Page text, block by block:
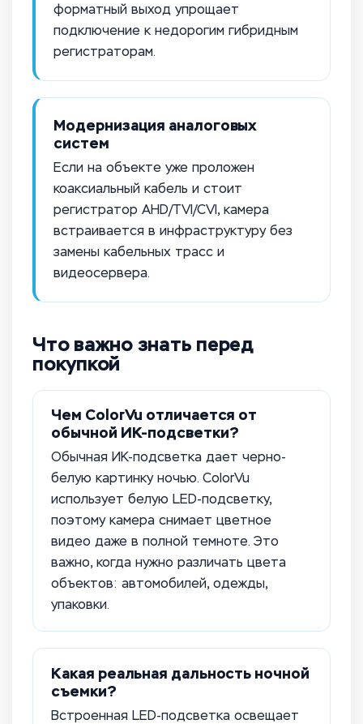
форматный выход упрощает
подключение к недорогим гибридным
регистраторам.
Модернизация аналоговых
систем
Если на объекте уже проложен
коаксиальный кабель и стоит
регистратор AHD/TVI/CVI, камера
встраивается в инфраструктуру без
замены кабельных трасс и
видеосервера.
Что важно знать перед
покупкой
Чем ColorVu отличается от
обычной ИК-подсветки?
Обычная ИК-подсветка дает черно-
белую картинку ночью. ColorVu
использует белую LED-подсветку,
поэтому камера снимает цветное
видео даже в полной темноте. Это
важно, когда нужно различать цвета
объектов: автомобилей, одежды,
упаковки.
Какая реальная дальность ночной
съемки?
Встроенная LED-подсветка освещает